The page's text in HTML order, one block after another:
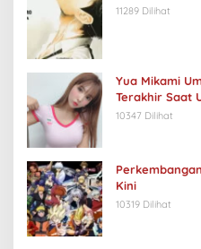
11289 Dilihat
Yua Mikami
Terakhir Saat
10347 Dilihat
Kini
10319 Dilihat